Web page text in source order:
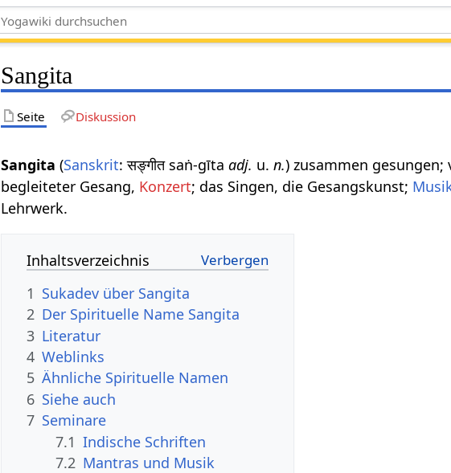
Sangita
Seite Diskussion
Sangita (Sanskrit: सङ्गीत saṅ-gītaadj. u.n.) zusammen
begleiteter Gesang, Konzert; das Singen, die Gesangskunst;
Lehrwerk.
Inhaltsverzeichnis
1 Sukadev über Sangita
2 Der Spirituelle Name Sangita
3 Literatur
4 Weblinks
5 Ähnliche Spirituelle Namen
6 Siehe auch
7 Seminare
7.1 Indische Schriften
7.2 Mantras und Musik